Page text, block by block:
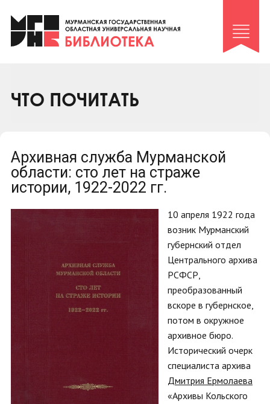
Клуб «Гиря и сельдерей»
Клуб «Семейный архив»
Коллегам
ЧТО ПОЧИТАТЬ
Архивная служба Мурманской
области: сто лет на страже
истории, 1922-2022 гг.
10 апреля 1922 года
возник Мурманский
губернский отдел
Центрального архива
РСФСР,
преобразованный
вскоре в губернское,
потом в окружное
архивное бюро.
Исторический очерк
специалиста архива
Дмитрия Ермолаева
«Архивы Кольского